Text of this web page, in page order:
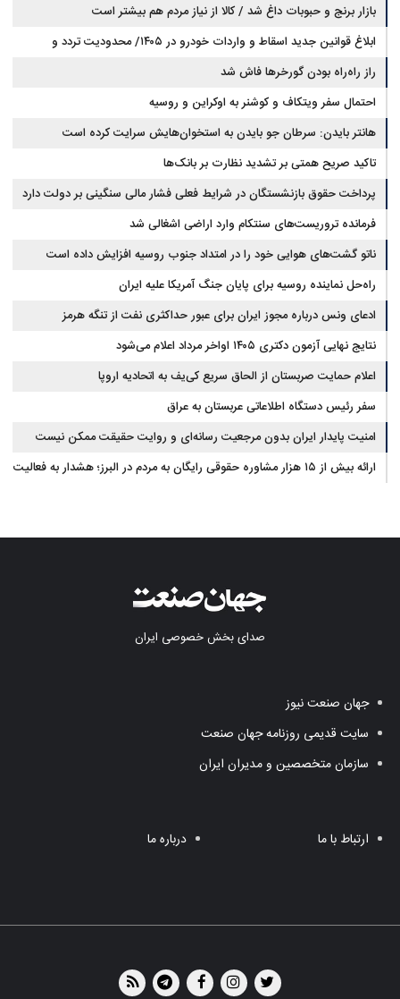
بازار برنج و حبوبات داغ شد / کالا از نیاز مردم هم بیشتر است
ابلاغ قوانین جدید اسقاط و واردات خودرو در ۱۴۰۵/ محدودیت تردد و
سوخت‌رسانی به فرسوده‌ها
راز راه‌راه بودن گورخرها فاش شد
احتمال سفر ویتکاف و کوشنر به اوکراین و روسیه
هانتر بایدن: سرطان جو بایدن به استخوان‌هایش سرایت کرده است
تاکید صریح همتی بر تشدید نظارت بر بانک‌ها
پرداخت حقوق بازنشستگان در شرایط فعلی فشار مالی سنگینی بر دولت دارد
فرمانده تروریست‌های سنتکام وارد اراضی اشغالی شد
ناتو گشت‌های هوایی خود را در امتداد جنوب روسیه افزایش داده است
راه‌حل نماینده روسیه برای پایان جنگ آمریکا علیه ایران
ادعای ونس درباره مجوز ایران برای عبور حداکثری نفت از تنگه هرمز
نتایج نهایی آزمون دکتری ۱۴۰۵ اواخر مرداد اعلام می‌شود
اعلام حمایت صربستان از الحاق سریع کی‌یف به اتحادیه اروپا
سفر رئیس دستگاه اطلاعاتی عربستان به عراق
امنیت پایدار ایران بدون مرجعیت رسانه‌ای و روایت حقیقت ممکن نیست
ارائه بیش از ۱۵ هزار مشاوره حقوقی رایگان به مردم در البرز؛ هشدار به فعالیت
صدای بخش خصوصی ایران
جهان صنعت نیوز
سایت قدیمی روزنامه جهان صنعت
سازمان متخصصین و مدیران ایران
ارتباط با ما درباره ما